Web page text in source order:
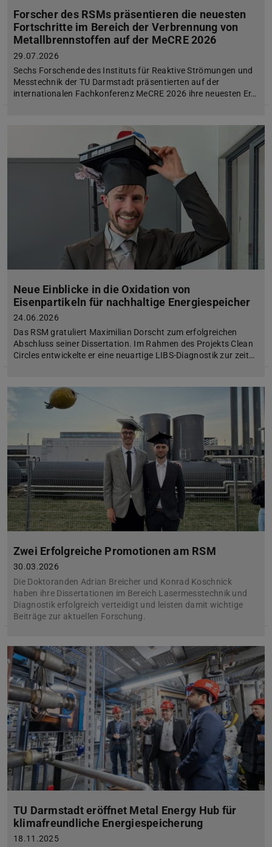
Forscher des RSMs präsentieren die neuesten
Fortschritte im Bereich der Verbrennung von
Metallbrennstoffen auf der MeCRE 2026
29.07.2026
Sechs Forschende des Instituts für Reaktive Strömungen und
Messtechnik der TU Darmstadt präsentierten auf der
internationalen Fachkonferenz MeCRE 2026 ihre neuesten Er…
Neue Einblicke in die Oxidation von
Eisenpartikeln für nachhaltige Energiespeicher
24.06.2026
Das RSM gratuliert Maximilian Dorscht zum erfolgreichen
Abschluss seiner Dissertation. Im Rahmen des Projekts Clean
Circles entwickelte er eine neuartige LIBS-Diagnostik zur zeit…
Zwei Erfolgreiche Promotionen am RSM
30.03.2026
Die Doktoranden Adrian Breicher und Konrad Koschnick
haben ihre Dissertationen im Bereich Lasermesstechnik und
Diagnostik erfolgreich verteidigt und leisten damit wichtige
Beiträge zur aktuellen Forschung.
TU Darmstadt eröffnet Metal Energy Hub für
klimafreundliche Energiespeicherung
18.11.2025